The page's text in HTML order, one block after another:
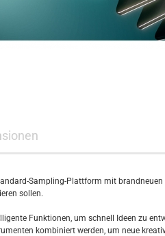
Sampling-Plattform mit brandneuen
sollen.
Funktionen, um schnell Ideen zu
kombiniert werden, um neue